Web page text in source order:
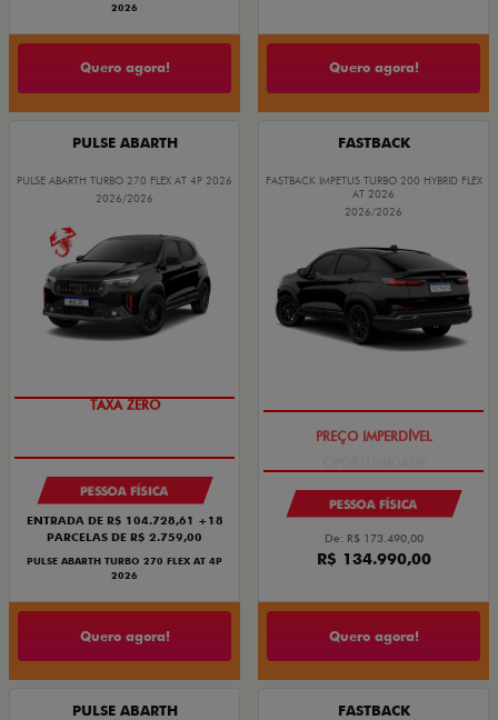
2026
Quero agora! Quero agora!
PULSE ABARTH
PULSE ABARTH TURBO 270 FLEX AT 4P 2026
2026/2026
TAXA ZERO
PESSOA FÍSICA
ENTRADA DE R$ 104.728,61 +18
PARCELAS DE R$ 2.759,00
PULSE ABARTH TURBO 270 FLEX AT 4P
2026
Quero agora!
FASTBACK
FASTBACK IMPETUS TURBO 200 HYBRID FLEX
AT 2026
2026/2026
PESSOA FÍSICA
De: R$ 173.490,00
R$ 134.990,00
Quero agora!
PULSE ABARTH FASTBACK